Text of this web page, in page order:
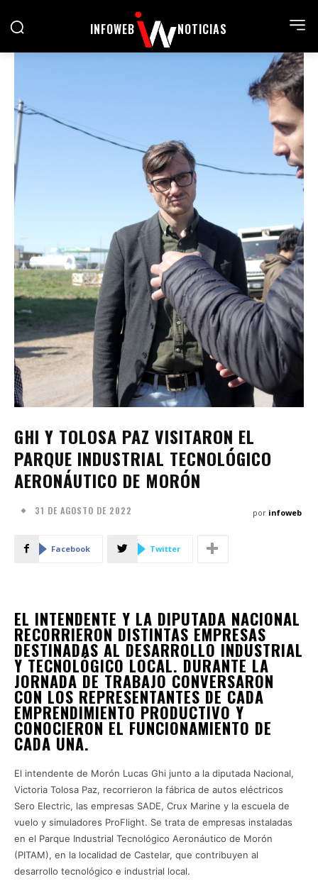
INFOWEB NOTICIAS
GHI Y TOLOSA PAZ VISITARON EL
PARQUE INDUSTRIAL TECNOLÓGICO
AERONÁUTICO DE MORÓN
31 DE AGOSTO DE 2022 por infoweb
Facebook Twitter
EL INTENDENTE Y LA DIPUTADA NACIONAL
RECORRIERON DISTINTAS EMPRESAS
DESTINADAS AL DESARROLLO INDUSTRIAL
Y TECNOLÓGICO LOCAL. DURANTE LA
JORNADA DE TRABAJO CONVERSARON
CON LOS REPRESENTANTES DE CADA
EMPRENDIMIENTO PRODUCTIVO Y
CONOCIERON EL FUNCIONAMIENTO DE
CADA UNA.
El intendente de Morón Lucas Ghi junto a la diputada Nacional,
Victoria Tolosa Paz, recorrieron la fábrica de autos eléctricos
Sero Electric, las empresas SADE, Crux Marine y la escuela de
vuelo y simuladores ProFlight. Se trata de empresas instaladas
en el Parque Industrial Tecnológico Aeronáutico de Morón
(PITAM), en la localidad de Castelar, que contribuyen al
desarrollo tecnológico e industrial local.